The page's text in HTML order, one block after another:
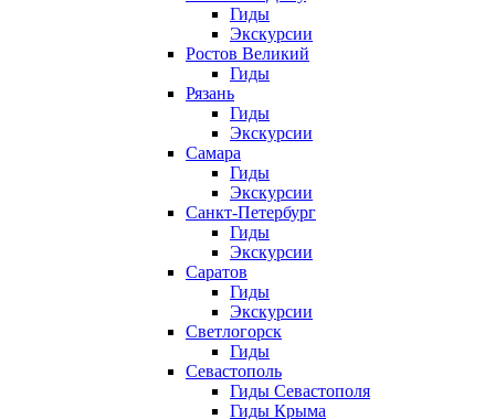
Гиды
Экскурсии
Ростов Великий
Гиды
Рязань
Гиды
Экскурсии
Самара
Гиды
Экскурсии
Санкт-Петербург
Гиды
Экскурсии
Саратов
Гиды
Экскурсии
Светлогорск
Гиды
Севастополь
Гиды Севастополя
Гиды Крыма